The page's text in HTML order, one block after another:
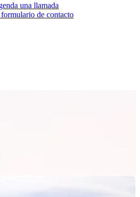
una llamada
de contacto